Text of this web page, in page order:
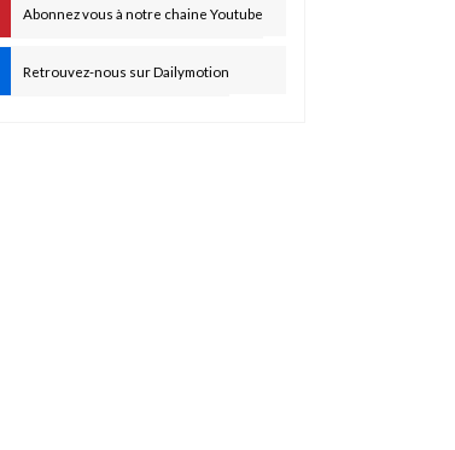
Abonnez vous à notre chaine Youtube
Retrouvez-nous sur Dailymotion